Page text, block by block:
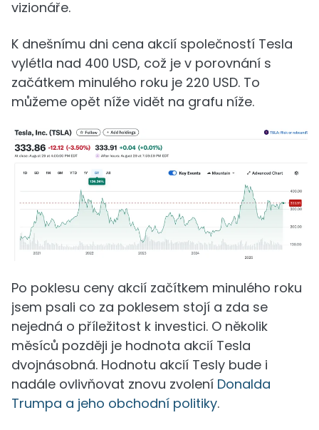
vizionáře.
K dnešnímu dni cena akcií společností Tesla
vylétla nad 400 USD, což je v porovnání s
začátkem minulého roku je 220 USD. To
můžeme opět níže vidět na grafu níže.
Po poklesu ceny akcií začítkem minulého roku
jsem psali co za poklesem stojí a zda se
nejedná o příležitost k investici. O několik
měsíců později je hodnota akcií Tesla
dvojnásobná. Hodnotu akcií Tesly bude i
nadále ovlivňovat znovu zvolení Donalda
Trumpa a jeho obchodní politiky.